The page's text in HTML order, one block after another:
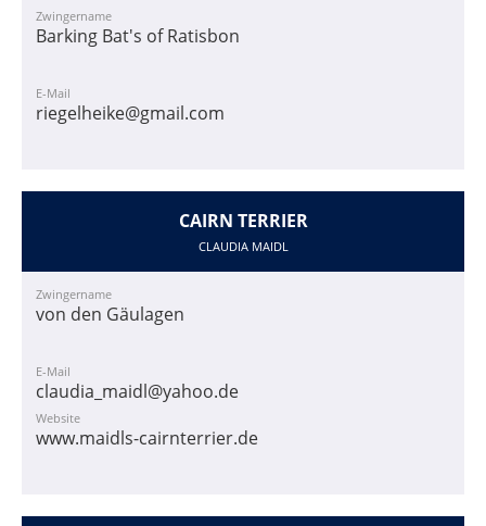
Zwingername
Barking Bat's of Ratisbon
E-Mail
riegelheike@gmail.com
CAIRN TERRIER
CLAUDIA MAIDL
Zwingername
von den Gäulagen
E-Mail
claudia_maidl@yahoo.de
Website
www.maidls-cairnterrier.de